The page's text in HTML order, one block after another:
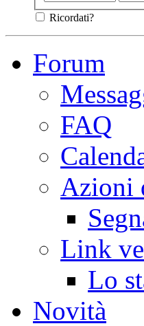
Ricordati?
Forum
FAQ
Azioni
Link
Lo
Novità